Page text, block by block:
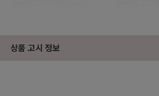
상품 고시 정보